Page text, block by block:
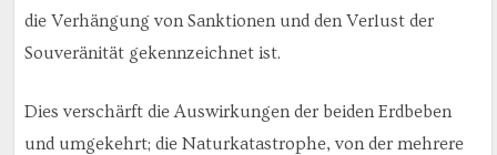
die Verhängung von Sanktionen und den Verlust der
Souveränität gekennzeichnet ist.
Dies verschärft die Auswirkungen der beiden Erdbeben
und umgekehrt; die Naturkatastrophe, von der mehrere